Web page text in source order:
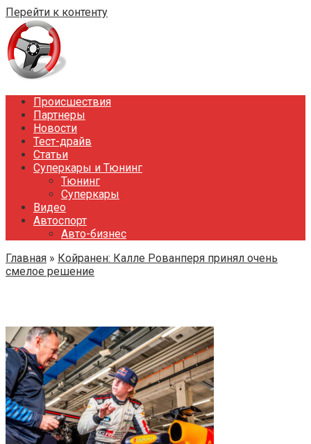
Перейти к контенту
Происшествия
Партнеры
Новости
Тест-драйв
Статьи
Суперкары и Тюнинг
Тюнинг
Суперкары
Видео
Автоспорт
Авто-бизнес
Главная » Койранен: Калле Рованперя принял очень
смелое решение